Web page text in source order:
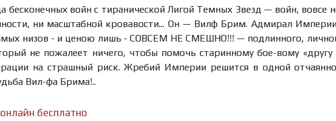
войн с тиранической Лигой Темных Звезд — войн, вовсе
ни масштабной кровавости... Он — Вилф Брим. Адмирал
низов - и ценою лишь - СОВСЕМ НЕ СМЕШНО!!! — подлинного,
не пожалеет ничего, чтобы помочь старинному бое-вому «другу
на страшный риск. Жребий Империи решится в одной
Вил-фа Брима!..
бесплатно